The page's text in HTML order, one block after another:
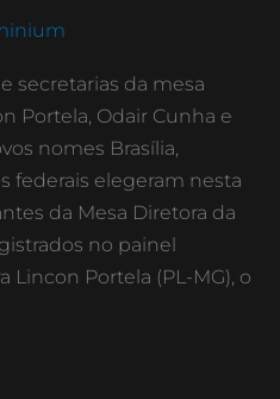
secretarias da mesa
Portela, Odair Cunha e
nomes Brasília,
federais elegeram nesta
da Mesa Diretora da
no painel
Lincon Portela (PL-MG), o